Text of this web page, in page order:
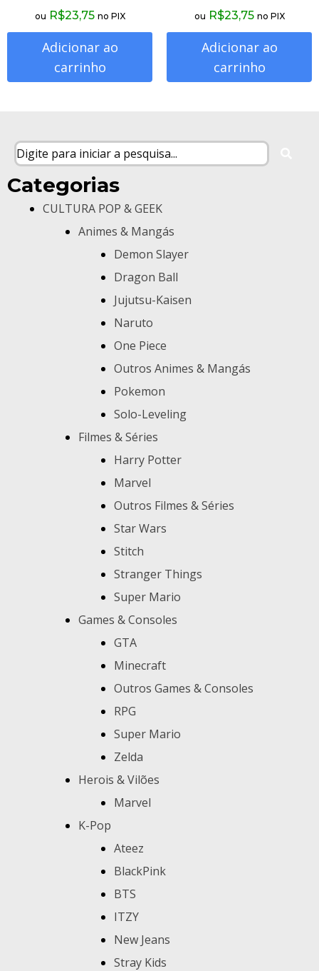
ou R$23,75 no PIX
Adicionar ao
carrinho
ou R$23,75 no PIX
Adicionar ao
carrinho
Categorias
CULTURA POP & GEEK
Animes & Mangás
Demon Slayer
Dragon Ball
Jujutsu-Kaisen
Naruto
One Piece
Outros Animes & Mangás
Pokemon
Solo-Leveling
Filmes & Séries
Harry Potter
Marvel
Outros Filmes & Séries
Star Wars
Stitch
Stranger Things
Super Mario
Games & Consoles
GTA
Minecraft
Outros Games & Consoles
RPG
Super Mario
Zelda
Herois & Vilões
Marvel
K-Pop
Ateez
BlackPink
BTS
ITZY
New Jeans
Stray Kids